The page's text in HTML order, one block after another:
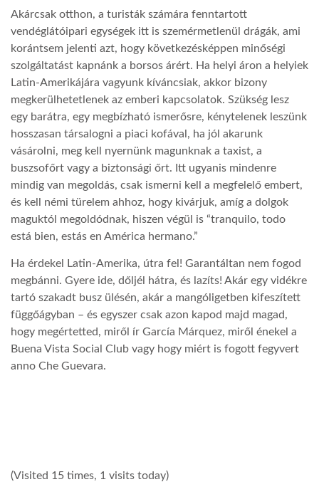
Akárcsak otthon, a turisták számára fenntartott
vendéglátóipari egységek itt is szemérmetlenül drágák, ami
korántsem jelenti azt, hogy következésképpen minőségi
szolgáltatást kapnánk a borsos árért. Ha helyi áron a helyiek
Latin-Amerikájára vagyunk kíváncsiak, akkor bizony
megkerülhetetlenek az emberi kapcsolatok. Szükség lesz
egy barátra, egy megbízható ismerősre, kénytelenek leszünk
hosszasan társalogni a piaci kofával, ha jól akarunk
vásárolni, meg kell nyernünk magunknak a taxist, a
buszsofőrt vagy a biztonsági őrt. Itt ugyanis mindenre
mindig van megoldás, csak ismerni kell a megfelelő embert,
és kell némi türelem ahhoz, hogy kivárjuk, amíg a dolgok
maguktól megoldódnak, hiszen végül is “tranquilo, todo
está bien, estás en América hermano.”
Ha érdekel Latin-Amerika, útra fel! Garantáltan nem fogod
megbánni. Gyere ide, dőljél hátra, és lazíts! Akár egy vidékre
tartó szakadt busz ülésén, akár a mangóligetben kifeszített
függőágyban – és egyszer csak azon kapod majd magad,
hogy megértetted, miről ír García Márquez, miről énekel a
Buena Vista Social Club vagy hogy miért is fogott fegyvert
anno Che Guevara.
(Visited 15 times, 1 visits today)